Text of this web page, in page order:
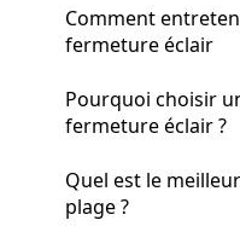
Comment
fermeture éclair
Pourquoi choisir
fermeture éclair ?
Quel est le
plage ?